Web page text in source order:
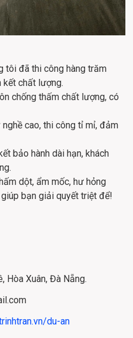
tôi đã thi công hàng trăm
kết chất lượng.
chống thấm chất lượng, có
cao, thi công tỉ mỉ, đảm
bảo hành dài hạn, khách
dột, ẩm mốc, hư hỏng
bạn giải quyết triệt để!
Hòa Xuân, Đà Nẵng.
du-an